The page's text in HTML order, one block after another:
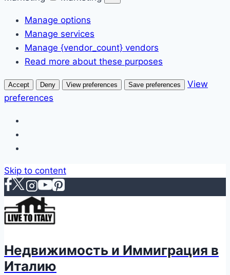
Manage options
Manage services
Manage {vendor_count} vendors
Read more about these purposes
Accept Deny View preferences Save preferences
View
preferences
Skip to content
Недвижимость и Иммиграция в
Италию